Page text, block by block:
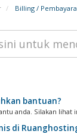
Billing /
bantuan?
anda. Silakan lihat
di